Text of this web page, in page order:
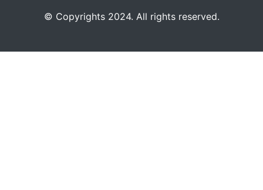
©️ Copyrights 2024. All rights reserved.